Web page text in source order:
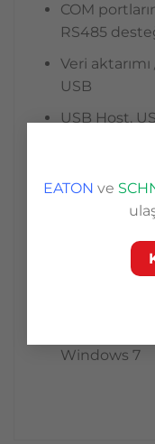
EATON ve
COM
RS485
Veri
USB
USB Host,
Dokunmatik
Yatay /
Windows 7